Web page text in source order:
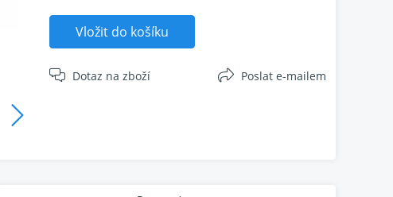
Vložit do košíku
Dotaz na zboží Poslat e-mailem